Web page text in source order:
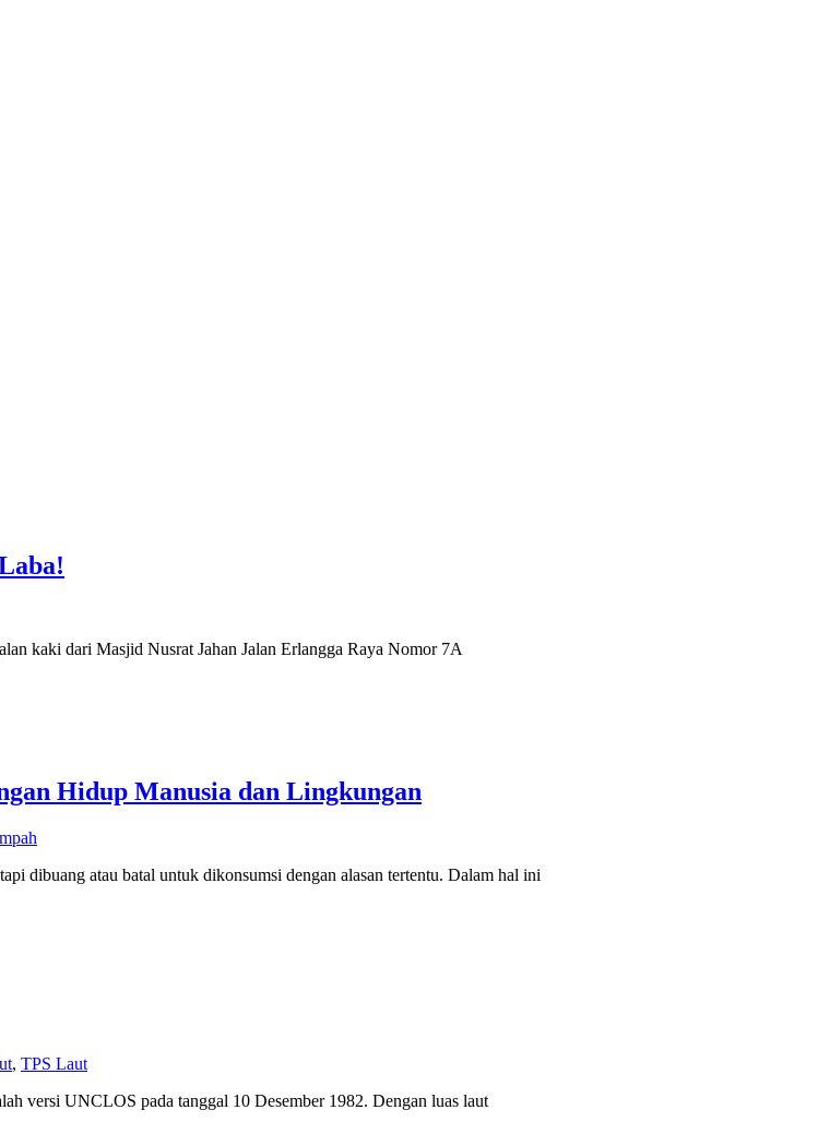
kaki dari Masjid Nusrat Jahan Jalan Erlangga Raya Nomor 7A
Hidup Manusia dan Lingkungan
dibuang atau batal untuk dikonsumsi dengan alasan tertentu. Dalam hal ini
, TPS Laut
versi UNCLOS pada tanggal 10 Desember 1982. Dengan luas laut